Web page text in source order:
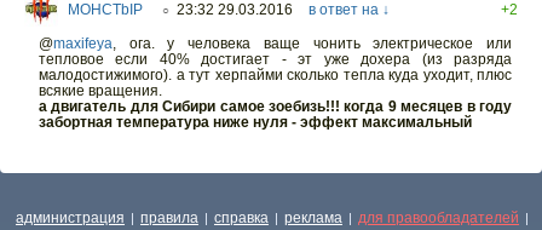
MOHCTbIP ○ 23:32 29.03.2016 в ответ на ↓
+2
@maxifeya, ога. у человека ваще чонить электрическое или
тепловое если 40% достигает - эт уже дохера (из разряда
малодостижимого). а тут херпайми сколько тепла куда уходит, плюс
всякие вращения.
а двигатель для Сибири самое зоебизь!!! когда 9 месяцев в году
забортная температура ниже нуля - эффект максимальный
администрация | правила | справка | реклама | для правообладателей |